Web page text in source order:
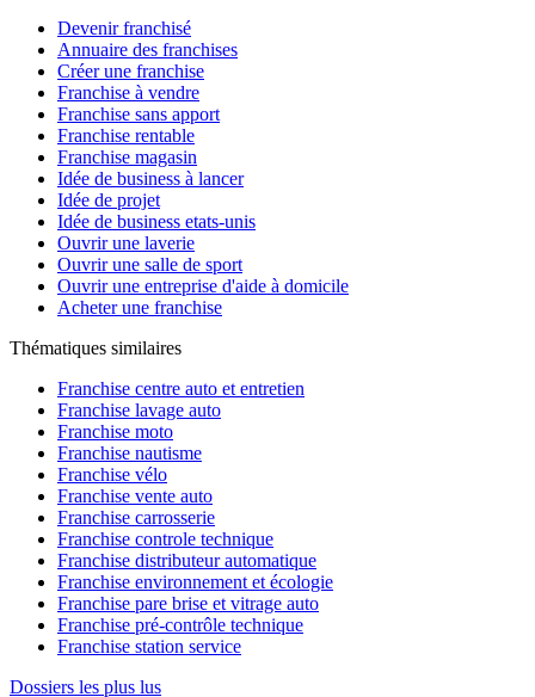
Devenir franchisé
Annuaire des franchises
Créer une franchise
Franchise à vendre
Franchise sans apport
Franchise rentable
Franchise magasin
Idée de business à lancer
Idée de projet
Idée de business etats-unis
Ouvrir une laverie
Ouvrir une salle de sport
Ouvrir une entreprise d'aide à domicile
Acheter une franchise
Thématiques similaires
Franchise centre auto et entretien
Franchise lavage auto
Franchise moto
Franchise nautisme
Franchise vélo
Franchise vente auto
Franchise carrosserie
Franchise controle technique
Franchise distributeur automatique
Franchise environnement et écologie
Franchise pare brise et vitrage auto
Franchise pré-contrôle technique
Franchise station service
Dossiers les plus lus